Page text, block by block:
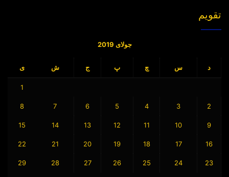
تقویم
جولای 2019
د س چ پ ج ش ی
1
2
3
4
5
6
7
8
9
10
11
12
13
14
15
16
17
18
19
20
21
22
23
24
25
26
27
28
29